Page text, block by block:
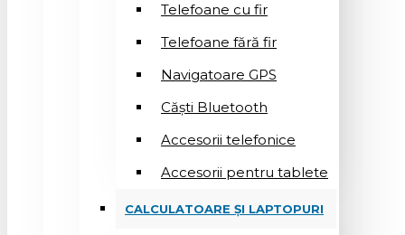
Telefoane cu fir
Telefoane fără fir
Navigatoare GPS
Căști Bluetooth
Accesorii telefonice
Accesorii pentru tablete
CALCULATOARE ȘI LAPTOPURI